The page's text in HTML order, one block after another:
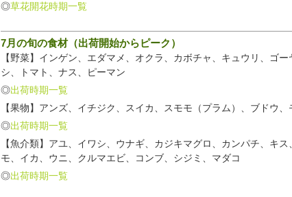
◎草花開花時期一覧
7月の旬の食材（出荷開始からピーク）
【野菜】インゲン、エダマメ、オクラ、カボチャ、キュウリ、ゴ
シ、トマト、ナス、ピーマン
◎出荷時期一覧
【果物】アンズ、イチジク、スイカ、スモモ（プラム）、ブドウ
◎出荷時期一覧
【魚介類】アユ、イワシ、ウナギ、カジキマグロ、カンパチ、キ
モ、イカ、ウニ、クルマエビ、コンブ、シジミ、マダコ
◎出荷時期一覧